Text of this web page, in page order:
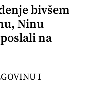
bivšem
Ninu
na
I